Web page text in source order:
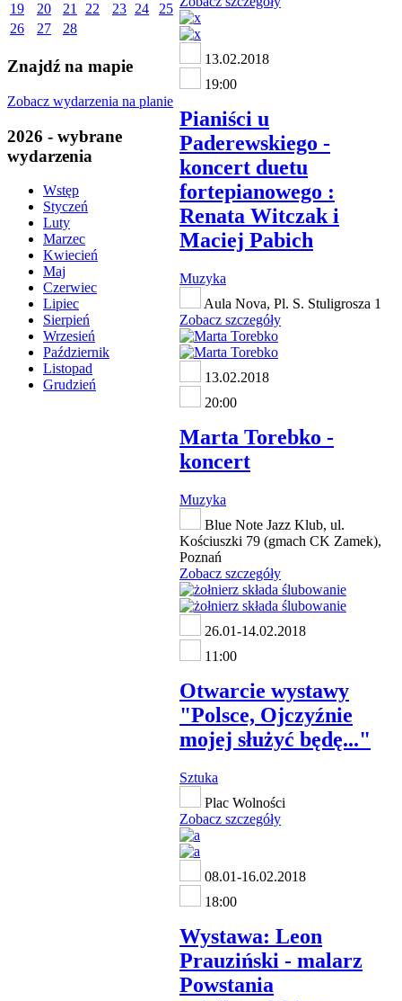
19
20 21 22 23 24
25
26
27 28
Znajdź na mapie
Zobacz wydarzenia na planie
2026 - wybrane
wydarzenia
Wstęp
Styczeń
Luty
Marzec
Kwiecień
Maj
Czerwiec
Lipiec
Sierpień
Wrzesień
Październik
Listopad
Grudzień
13.02.2018
19:00
Pianiści u
Paderewskiego -
koncert duetu
fortepianowego :
Renata Witczak i
Maciej Pabich
Muzyka
Aula Nova, Pl. S. Stuligrosza 1
Zobacz szczegóły
13.02.2018
20:00
Marta Torebko -
koncert
Muzyka
Blue Note Jazz Klub, ul.
Kościuszki 79 (gmach CK Zamek),
Poznań
Zobacz szczegóły
26.01-14.02.2018
11:00
Otwarcie wystawy
"Polsce, Ojczyźnie
mojej służyć będę..."
Sztuka
Plac Wolności
Zobacz szczegóły
08.01-16.02.2018
18:00
Wystawa: Leon
Prauziński - malarz
Powstania